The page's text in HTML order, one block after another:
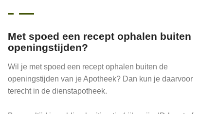
Met spoed een recept ophalen buiten
openingstijden?
Wil je met spoed een recept ophalen buiten de
openingstijden van je Apotheek? Dan kun je daarvoor
terecht in de dienstapotheek.